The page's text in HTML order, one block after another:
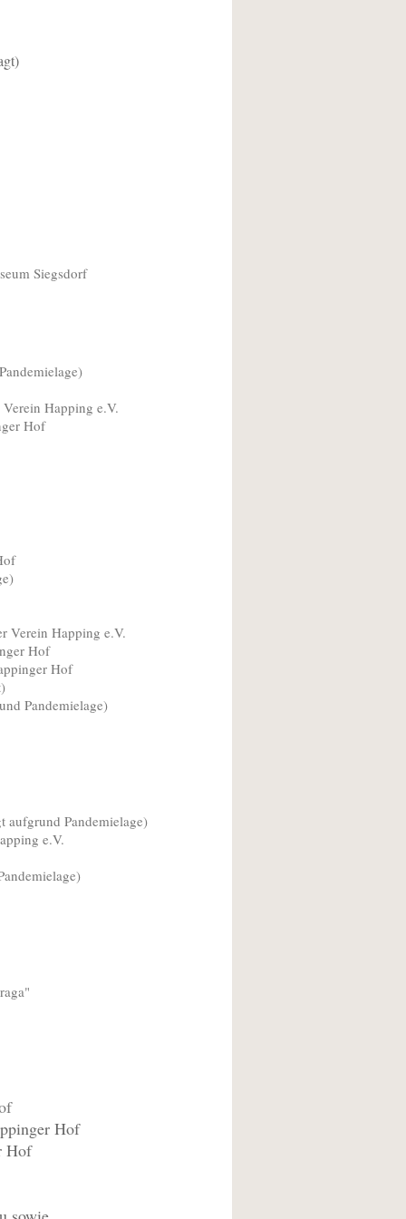
Siegsdorf
Happing e.V.
Hof
Happing e.V.
Hof
Hof
Pandemielage)
Pandemielage)
e.V.
Hof